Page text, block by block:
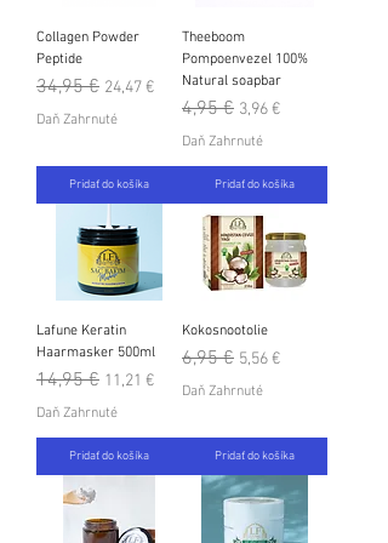
Collagen Powder
Peptide
Normálna cena
34,95 € Zľavnená cena
24,47 €
Daň Zahrnuté
Pridať do košíka
Theeboom
Pompoenvezel 100%
Natural soapbar
Normálna cena
4,95 € Zľavnená cena
3,96 €
Daň Zahrnuté
Pridať do košíka
Lafune Keratin
Haarmasker 500ml
Normálna cena
14,95 € Zľavnená cena
11,21 €
Daň Zahrnuté
Pridať do košíka
Kokosnootolie
Normálna cena
6,95 € Zľavnená cena
5,56 €
Daň Zahrnuté
Pridať do košíka